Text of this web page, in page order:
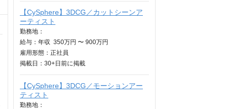
【CySphere】3DCG／カットシーンア
ーティスト
勤務地：
給与： 年収 350万円 〜 900万円
雇用形態：正社員
掲載日： 30+日 前に掲載
【CySphere】3DCG／モーションアー
ティスト
勤務地：